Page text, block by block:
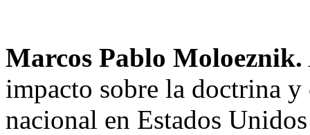
Marcos Pablo Moloeznik.
impacto sobre la doctrina
nacional en Estados